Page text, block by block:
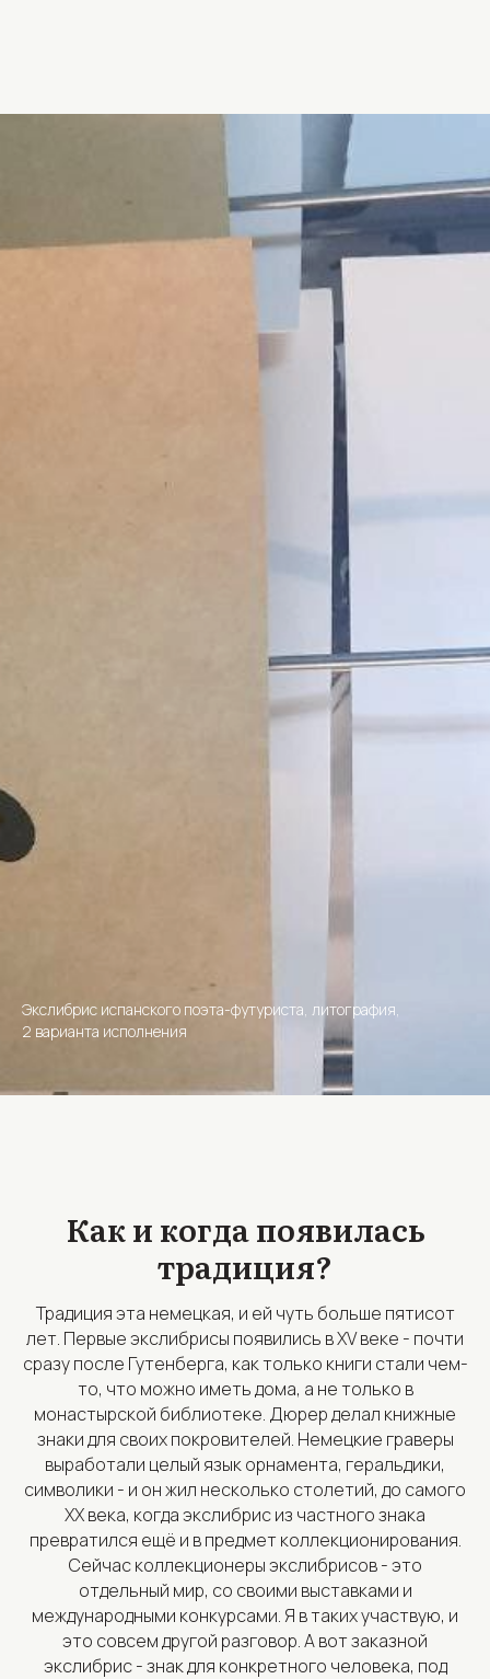
Экслибрис испанского поэта-футуриста, литография,
2 варианта исполнения
Как и когда появилась
традиция?
Традиция эта немецкая, и ей чуть больше пятисот
лет. Первые экслибрисы появились в XV веке - почти
сразу после Гутенберга, как только книги стали чем-
то, что можно иметь дома, а не только в
монастырской библиотеке. Дюрер делал книжные
знаки для своих покровителей. Немецкие граверы
выработали целый язык орнамента, геральдики,
символики - и он жил несколько столетий, до самого
XX века, когда экслибрис из частного знака
превратился ещё и в предмет коллекционирования.
Сейчас коллекционеры экслибрисов - это
отдельный мир, со своими выставками и
международными конкурсами. Я в таких участвую, и
это совсем другой разговор. А вот заказной
экслибрис - знак для конкретного человека, под